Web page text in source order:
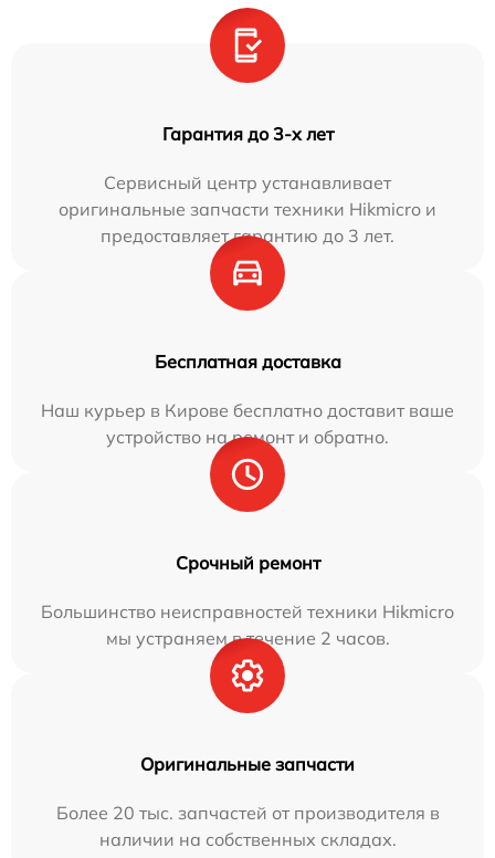
Гарантия до 3-х лет
Сервисный центр устанавливает
оригинальные запчасти техники Hikmicro и
предоставляет гарантию до 3 лет.
Бесплатная доставка
Наш курьер в Кирове бесплатно доставит ваше
устройство на ремонт и обратно.
Срочный ремонт
Большинство неисправностей техники Hikmicro
мы устраняем в течение 2 часов.
Оригинальные запчасти
Более 20 тыс. запчастей от производителя в
наличии на собственных складах.